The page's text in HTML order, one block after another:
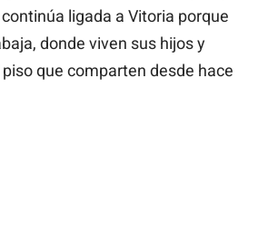
ligada a Vitoria porque
donde viven sus hijos y
que comparten desde hace